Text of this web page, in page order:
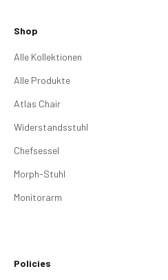
Shop
Alle Kollektionen
Alle Produkte
Atlas Chair
Widerstandsstuhl
Chefsessel
Morph-Stuhl
Monitorarm
Policies